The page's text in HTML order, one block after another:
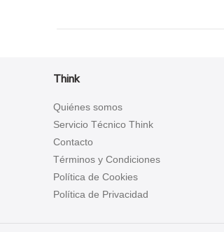
Think
Quiénes somos
Servicio Técnico Think
Contacto
Términos y Condiciones
Política de Cookies
Política de Privacidad